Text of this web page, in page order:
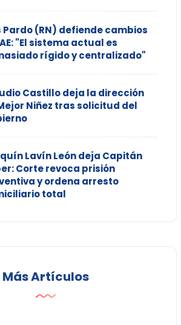
Pardo (RN) defiende cambios
"El sistema actual es
rígido y centralizado"
Castillo deja la dirección
Niñez tras solicitud del
Lavín León deja Capitán
Corte revoca prisión
y ordena arresto
total
Más Artículos